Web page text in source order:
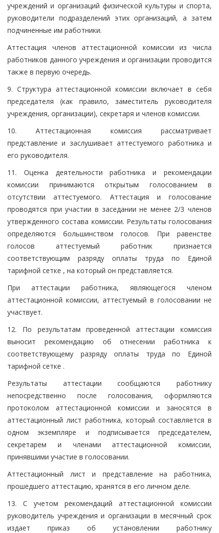
учреждений и организаций физической культуры и спорта,
руководители подразделений этих организаций, а затем
подчиненные им работники.
Аттестация членов аттестационной комиссии из числа
работников данного учреждения и организации проводится
также в первую очередь.
9. Структура аттестационной комиссии включает в себя
председателя (как правило, заместитель руководителя
учреждения, организации), секретаря и членов комиссии.
10. Аттестационная комиссия рассматривает
представление и заслушивает аттестуемого работника и
его руководителя.
11. Оценка деятельности работника и рекомендации
комиссии принимаются открытым голосованием в
отсутствии аттестуемого. Аттестация и голосование
проводятся при участии в заседании не менее 2/3 членов
утвержденного состава комиссии. Результаты голосования
определяются большинством голосов. При равенстве
голосов аттестуемый работник признается
соответствующим разряду оплаты труда по Единой
тарифной сетке , на который он представляется.
При аттестации работника, являющегося членом
аттестационной комиссии, аттестуемый в голосовании не
участвует.
12. По результатам проведенной аттестации комиссия
выносит рекомендацию об отнесении работника к
соответствующему разряду оплаты труда по Единой
тарифной сетке .
Результаты аттестации сообщаются работнику
непосредственно после голосования, оформляются
протоколом аттестационной комиссии и заносятся в
аттестационный лист работника, который составляется в
одном экземпляре и подписывается председателем,
секретарем и членами аттестационной комиссии,
принявшими участие в голосовании.
Аттестационный лист и представление на работника,
прошедшего аттестацию, хранятся в его личном деле.
13. С учетом рекомендаций аттестационной комиссии
руководитель учреждения и организации в месячный срок
издает приказ об установлении работнику